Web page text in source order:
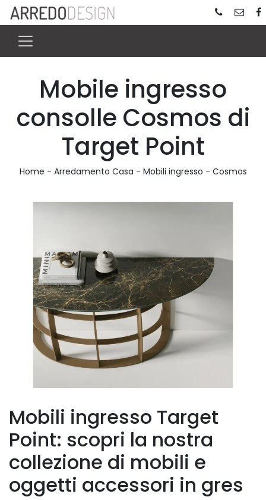
Mobile ingresso
consolle Cosmos di
Target Point
Home - Arredamento Casa - Mobili ingresso - Cosmos
Mobili ingresso Target
Point: scopri la nostra
collezione di mobili e
oggetti accessori in gres